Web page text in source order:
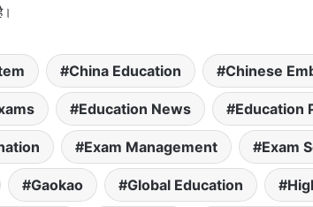
China Education Chinese
Education News Education
Exam Management Exam
Gaokao Global Education